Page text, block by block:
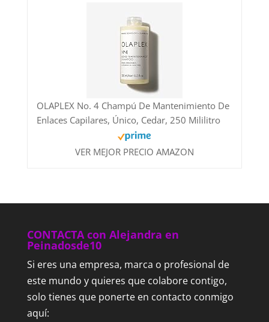
OLAPLEX No. 4 Champú De Mantenimiento De
Enlaces Capilares, Único, Cedar, 250 Mililitro
VER MEJOR PRECIO AMAZON
CONTACTA con Alejandra en
Peinadosde10
Si eres una empresa, marca o profesional de
este mundo y quieres que colabore contigo,
solo tienes que ponerte en contacto conmigo
aquí: